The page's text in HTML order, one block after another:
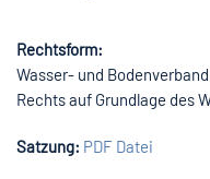
Rechtsform:
Wasser- und
Rechts auf Grundlage des
Satzung: PDF Datei